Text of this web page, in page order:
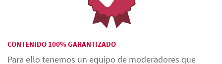
CONTENIDO 100% GARANTIZADO
Para ello tenemos un equipo de moderadores que